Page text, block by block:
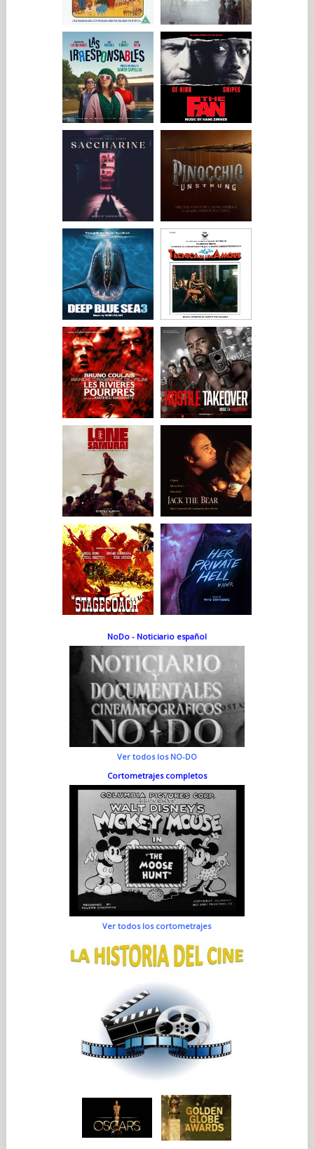
NoDo - Noticiario español
Ver todos los NO-DO
Cortometrajes completos
Ver todos los cortometrajes